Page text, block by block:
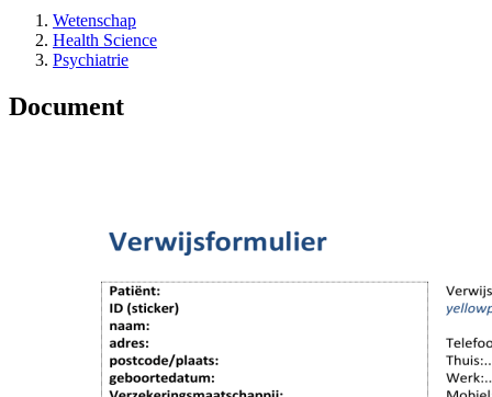
Wetenschap
Health Science
Psychiatrie
Document